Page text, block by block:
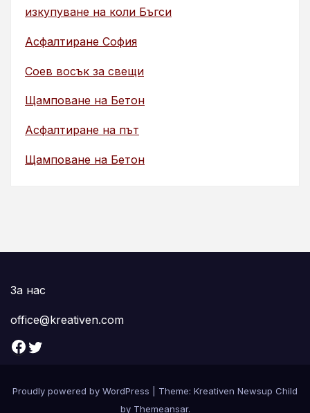
изкупуване на коли Бъгси
Асфалтиране София
Соев восък за свещи
Щамповане на Бетон
Асфалтиране на път
Щамповане на Бетон
За нас
office@kreativen.com
Facebook Twitter
Proudly powered by WordPress
Theme: Kreativen Newsup Child
by Themeansar.